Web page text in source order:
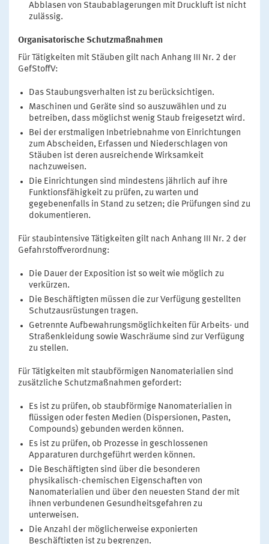
Abblasen von Staubablagerungen mit Druckluft ist nicht
zulässig.
Organisatorische Schutzmaßnahmen
Für Tätigkeiten mit Stäuben gilt nach Anhang III Nr. 2 der
GefStoffV:
Das Staubungsverhalten ist zu berücksichtigen.
Maschinen und Geräte sind so auszuwählen und zu
betreiben, dass möglichst wenig Staub freigesetzt wird.
Bei der erstmaligen Inbetriebnahme von Einrichtungen
zum Abscheiden, Erfassen und Niederschlagen von
Stäuben ist deren ausreichende Wirksamkeit
nachzuweisen.
Die Einrichtungen sind mindestens jährlich auf ihre
Funktionsfähigkeit zu prüfen, zu warten und
gegebenenfalls in Stand zu setzen; die Prüfungen sind zu
dokumentieren.
Für staubintensive Tätigkeiten gilt nach Anhang III Nr. 2 der
Gefahrstoffverordnung:
Die Dauer der Exposition ist so weit wie möglich zu
verkürzen.
Die Beschäftigten müssen die zur Verfügung gestellten
Schutzausrüstungen tragen.
Getrennte Aufbewahrungsmöglichkeiten für Arbeits- und
Straßenkleidung sowie Waschräume sind zur Verfügung
zu stellen.
Für Tätigkeiten mit staubförmigen Nanomaterialien sind
zusätzliche Schutzmaßnahmen gefordert:
Es ist zu prüfen, ob staubförmige Nanomaterialien in
flüssigen oder festen Medien (Dispersionen, Pasten,
Compounds) gebunden werden können.
Es ist zu prüfen, ob Prozesse in geschlossenen
Apparaturen durchgeführt werden können.
Die Beschäftigten sind über die besonderen
physikalisch-chemischen Eigenschaften von
Nanomaterialien und über den neuesten Stand der mit
ihnen verbundenen Gesundheitsgefahren zu
unterweisen.
Die Anzahl der möglicherweise exponierten
Beschäftigten ist zu begrenzen.